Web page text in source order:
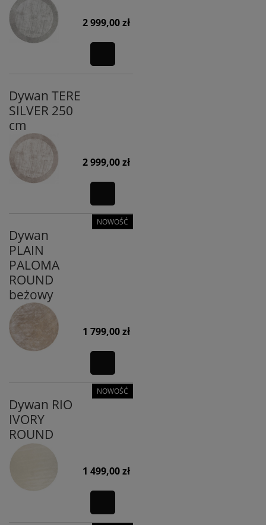
2 999,00 zł
Dywan TERE
SILVER 250
cm
2 999,00 zł
Dywan
PLAIN
PALOMA
ROUND
beżowy
1 799,00 zł
NOWOŚĆ
Dywan RIO
IVORY
ROUND
1 499,00 zł
NOWOŚĆ